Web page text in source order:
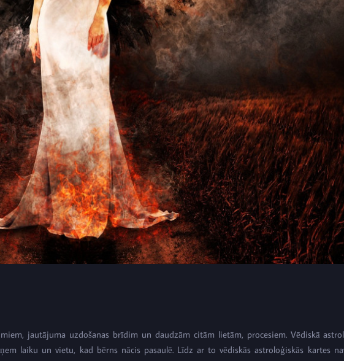
jautājuma uzdošanas brīdim un daudzām citām lietām, procesiem. Vēdiskā
laiku un vietu, kad bērns nācis pasaulē. Līdz ar to vēdiskās astroloģiskās kartes